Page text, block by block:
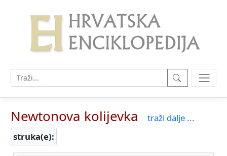
Newtonova kolijevka
traži dalje ...
struka(e):